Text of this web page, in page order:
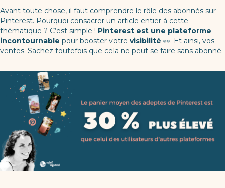
Avant toute chose, il faut comprendre le rôle des abonnés sur
Pinterest. Pourquoi consacrer un article entier à cette
thématique ? C’est simple ! Pinterest est une plateforme
incontournable pour booster votre visibilité 👀. Et ainsi, vos
ventes. Sachez toutefois que cela ne peut se faire sans abonné.